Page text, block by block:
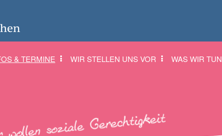
& TERMINE WIR STELLEN UNS VOR WAS WIR TUN